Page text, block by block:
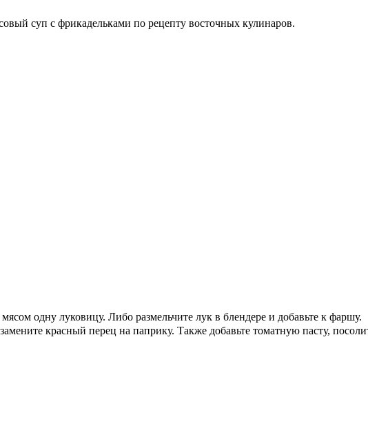
суп с фрикадельками по рецепту восточных кулинаров.
одну луковицу. Либо размельчите лук в блендере и добавьте к фаршу.
красный перец на паприку. Также добавьте томатную пасту,